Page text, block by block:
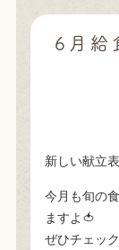
6月給
新しい献立
今月も旬の
ますよ🍅
ぜひチェッ